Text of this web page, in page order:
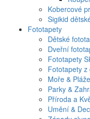
Kobercové
Sigikid
Fototapety
Dětské
Dveřní
Fototapety
Fototapety z
Moře & Pláže
Parky &
Příroda a
Umění &